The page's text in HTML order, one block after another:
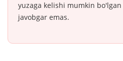
yuzaga kelishi mumkin
javobgar emas.